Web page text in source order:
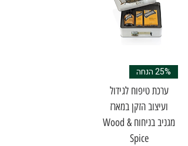
25% הנחה
ערכת טיפוח לגידול
ועיצוב הזקן במארז
מגניב בניחוח Wood &
Spice